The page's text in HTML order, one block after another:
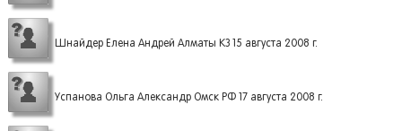
Шнайдер Елена Андрей Алматы КЗ 15 августа 2008 г.
Успанова Ольга Александр Омск РФ 17 августа 2008 г.